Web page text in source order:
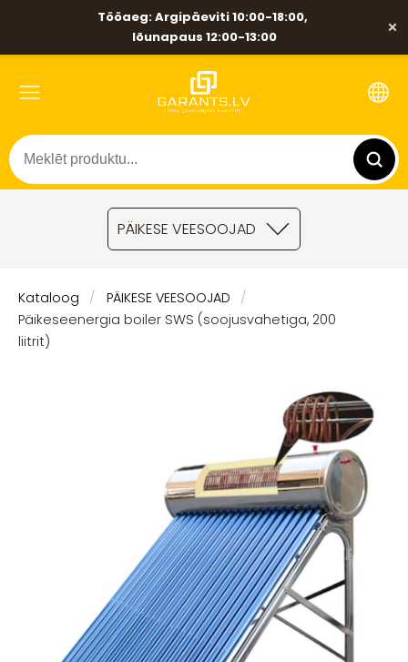
Tööaeg: Argipäeviti 10:00-18:00,
lõunapaus 12:00-13:00
×
PÄIKESE VEESOOJAD
Kataloog
PÄIKESE VEESOOJAD
Päikeseenergia boiler SWS (soojusvahetiga, 200
liitrit)